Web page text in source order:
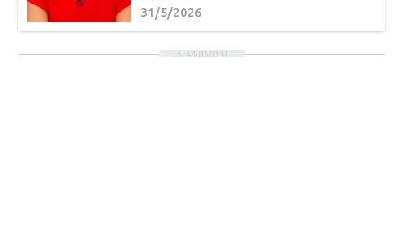
31/5/2026
ΔΙΑΦΗΜΙΣΗ